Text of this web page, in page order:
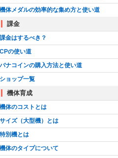
機体メダルの効率的な集め方と使い道
課金
課金はするべき？
CPの使い道
バナコインの購入方法と使い道
ショップ一覧
機体育成
機体のコストとは
サイズ（大型機）とは
特別機とは
機体のタイプについて